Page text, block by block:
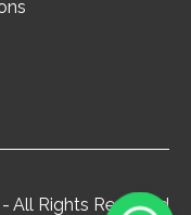
All Rights Reserved